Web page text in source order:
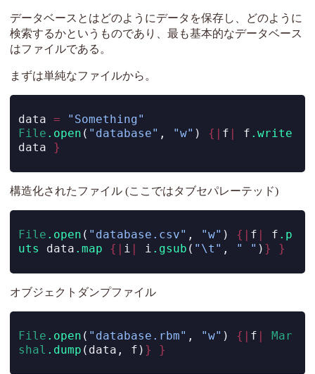
データベースとはどのようにデータを保存し、どのように
検索するかというものであり、最も基本的なデータベース
はファイルである。
まずは単純なファイルから。
data =
"Something"
File .open ( "database" , "w" ) {| f f .write
data }
構造化されたファイル (ここではタブセパレーテッド)
File .open ( "database.csv" , "w" ) {| f f .p
uts data .map {| i i .gsub ( "\t" , " " ) } }
オブジェクトダンプファイル
File .open ( "database.rbm" , "w" ) {| f
Mar
shal .dump (data, f) } }